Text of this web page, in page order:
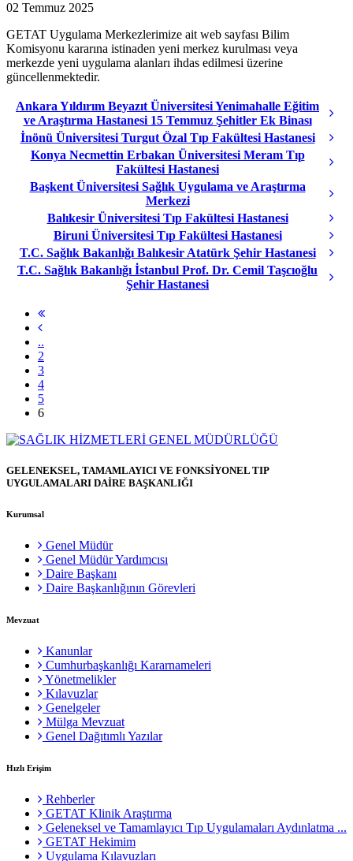
02 Temmuz 2025
GETAT Uygulama Merkezlerimize ait web sayfası Bilim
Komisyonu kararına istinaden yeni merkez kurulması veya
merkezde yeni uygulama alanları ihdas edilmesi üzerine
güncellenmektedir.
Ankara Yıldırım Beyazıt Üniversitesi Yenimahalle Eğitim
ve Araştırma Hastanesi 15 Temmuz Şehitler Ek Binası
İnönü Üniversitesi Turgut Özal Tıp Fakültesi Hastanesi
Konya Necmettin Erbakan Üniversitesi Meram Tıp
Fakültesi Hastanesi
Başkent Üniversitesi Sağlık Uygulama ve Araştırma
Merkezi
Balıkesir Üniversitesi Tıp Fakültesi Hastanesi
Biruni Üniversitesi Tıp Fakültesi Hastanesi
T.C. Sağlık Bakanlığı Balıkesir Atatürk Şehir Hastanesi
T.C. Sağlık Bakanlığı İstanbul Prof. Dr. Cemil Taşcıoğlu
Şehir Hastanesi
..
2
3
4
5
6
GELENEKSEL, TAMAMLAYICI VE FONKSİYONEL TIP
UYGULAMALARI DAİRE BAŞKANLIĞI
Kurumsal
Genel Müdür
Genel Müdür Yardımcısı
Daire Başkanı
Daire Başkanlığının Görevleri
Mevzuat
Kanunlar
Cumhurbaşkanlığı Kararnameleri
Yönetmelikler
Kılavuzlar
Genelgeler
Mülga Mevzuat
Genel Dağıtımlı Yazılar
Hızlı Erişim
Rehberler
GETAT Klinik Araştırma
Geleneksel ve Tamamlayıcı Tıp Uygulamaları Aydınlatma ...
GETAT Hekimim
Uygulama Kılavuzları